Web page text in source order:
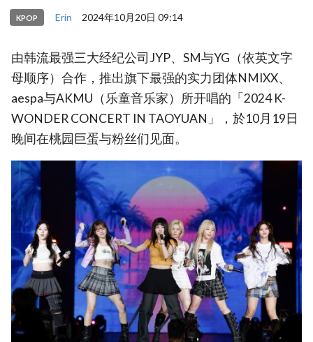
KPOP Erin 2024年10月20日 09:14
由韩流最强三大经纪公司JYP、SM与YG（依英文字
母顺序）合作，推出旗下最强的实力团体NMIXX、
aespa与AKMU（乐童音乐家）所开唱的「2024 K-
WONDER CONCERT IN TAOYUAN」，於10月19日
晚间在桃园巨蛋与粉丝们见面。